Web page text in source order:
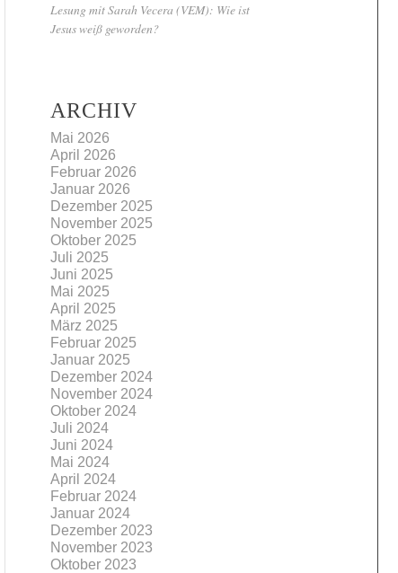
Lesung mit Sarah Vecera (VEM): Wie ist
Jesus weiß geworden?
ARCHIV
Mai 2026
April 2026
Februar 2026
Januar 2026
Dezember 2025
November 2025
Oktober 2025
Juli 2025
Juni 2025
Mai 2025
April 2025
März 2025
Februar 2025
Januar 2025
Dezember 2024
November 2024
Oktober 2024
Juli 2024
Juni 2024
Mai 2024
April 2024
Februar 2024
Januar 2024
Dezember 2023
November 2023
Oktober 2023